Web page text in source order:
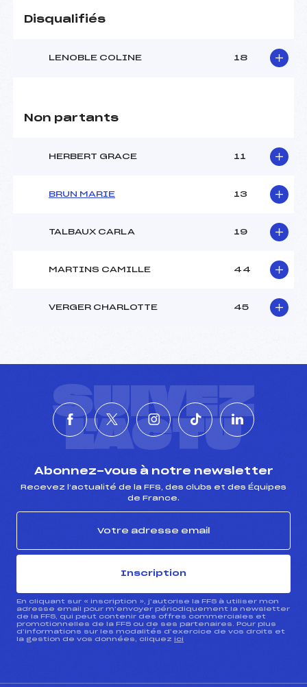
Disqualifiés
LENOBLE COLINE 18
Non partants
HERBERT GRACE 11
BRUN MARIE 13
TALBAUX CARLA 19
MARTINS CAMILLE 44
VERGER CHARLOTTE 45
SUIVEZ
L'ACTU
Abonnez-vous à notre newsletter
Recevez l’actualité de la FFS, des clubs et des Équipes
de France.
Inscription
En cliquant sur « inscription », j’autorise la FFS à utiliser mon
adresse email pour m’envoyer périodiquement la newsletter
de la FFS, qui peut contenir des offres commerciales et
promotionnelles de la FFS ou de ses partenaires. Pour plus
d’informations sur les modalités d’exercice de vos droits et
la gestion de vos données, cliquez ici